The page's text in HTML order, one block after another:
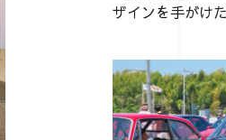
ザインを手がけ